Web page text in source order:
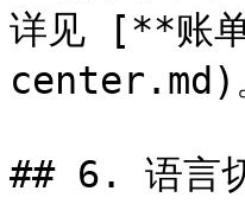
详见 [**账
center.md)
## 6. 语言